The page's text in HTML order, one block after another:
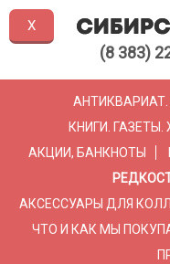
(8 383)
КНИГИ.
АКЦИИ, БАНКНОТЫ
АКСЕССУАРЫ ДЛЯ
ЧТО И КАК МЫ
X